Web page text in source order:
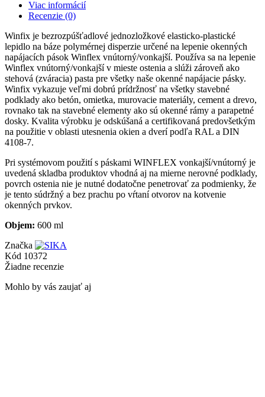
Viac informácií
Recenzie (0)
Winfix je bezrozpúšťadlové jednozložkové elasticko-plastické
lepidlo na báze polymérnej disperzie určené na lepenie okenných
napájacích pások Winflex vnútorný/vonkajší. Používa sa na lepenie
Winflex vnútorný/vonkajší v mieste ostenia a slúži zároveň ako
stehová (zváracia) pasta pre všetky naše okenné napájacie pásky.
Winfix vykazuje veľmi dobrú prídržnosť na všetky stavebné
podklady ako betón, omietka, murovacie materiály, cement a drevo,
rovnako tak na stavebné elementy ako sú okenné rámy a parapetné
dosky. Kvalita výrobku je odskúšaná a certifikovaná predovšetkým
na použitie v oblasti utesnenia okien a dverí podľa RAL a DIN
4108-7.
Pri systémovom použití s páskami WINFLEX vonkajší/vnútorný je
uvedená skladba produktov vhodná aj na mierne nerovné podklady,
povrch ostenia nie je nutné dodatočne penetrovať za podmienky, že
je tento súdržný a bez prachu po vŕtaní otvorov na kotvenie
okenných prvkov.
Objem: 600 ml
Značka
Kód 10372
Žiadne recenzie
Mohlo by vás zaujať aj